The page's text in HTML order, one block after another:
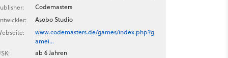
Codemasters
Asobo Studio
www.codemasters.de/games/index.php?g
amei…
ab 6 Jahren